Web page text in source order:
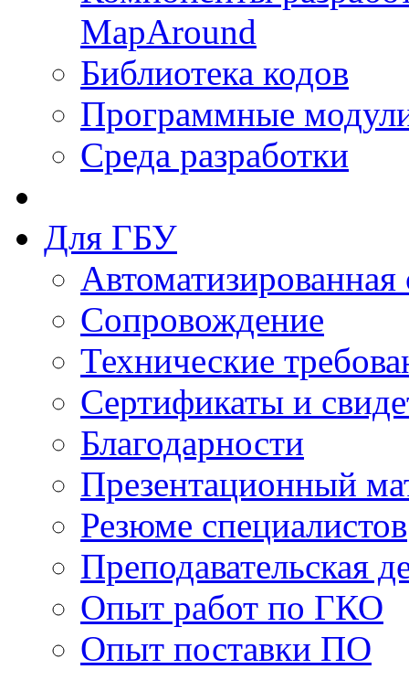
MapAround
Библиотека кодов
Программные
Среда разработки
Для ГБУ
Сопровождение
Технические
Сертификаты и
Благодарности
Презентационный
Резюме специалистов
Преподавательская
Опыт работ по ГКО
Опыт поставки ПО